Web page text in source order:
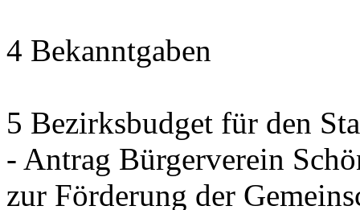
4 Bekanntgaben
5 Bezirksbudget für den
- Antrag Bürgerverein
zur Förderung der